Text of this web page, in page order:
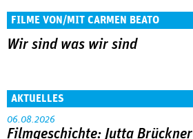
FILME VON/MIT CARMEN BEATO
Wir sind was wir sind
AKTUELLES
06.08.2026
Filmgeschichte: Jutta Brückner